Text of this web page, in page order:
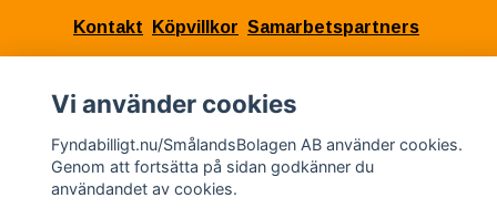
Kontakt Köpvillkor Samarbetspartners
AB
Powered by Quickbutik
Vi använder cookies
Fyndabilligt.nu/SmålandsBolagen AB använder cookies.
Genom att fortsätta på sidan godkänner du
användandet av cookies.